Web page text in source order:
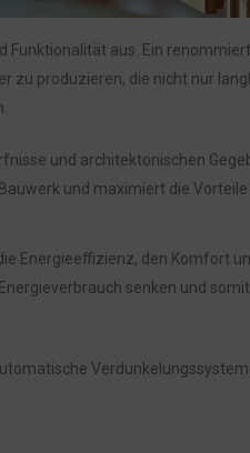
Funktionalität aus. Ein
zu produzieren, die nicht nur
und architektonischen
und maximiert die Vorteile
Energieeffizienz, den Komfort
senken und